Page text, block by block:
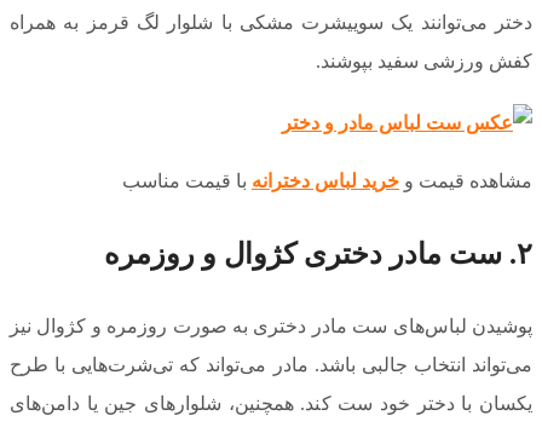
دختر می‌توانند یک سوییشرت مشکی با شلوار لگ قرمز به همراه
کفش ورزشی سفید بپوشند.
مشاهده قیمت و خرید لباس دخترانه با قیمت مناسب
۲. ست مادر دختری کژوال و روزمره
پوشیدن لباس‌های ست مادر دختری به صورت روزمره و کژوال نیز
می‌تواند انتخاب جالبی باشد. مادر می‌تواند که تی‌شرت‌هایی با طرح
یکسان با دختر خود ست کند. همچنین، شلوارهای جین یا دامن‌های